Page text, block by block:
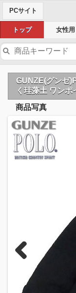
PCサイト
トップ 女性用
GUNZE(グンゼ
く珪藻土 ワン
商品写真
Previous